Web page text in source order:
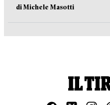
di Michele Masotti